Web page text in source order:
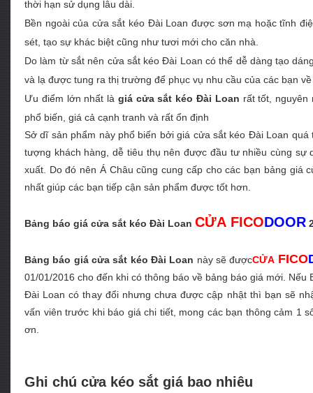
thời hạn sử dụng lâu dài.
Bền ngoài của cửa sắt kéo Đài Loan được sơn mạ hoặc tĩnh
sét, tạo sự khác biệt cũng như tươi mới cho căn nhà.
Do làm từ sắt nên cửa sắt kéo Đài Loan có thể dễ dàng tạo
và lạ được tung ra thị trường để phục vụ nhu cầu của các bạn
Ưu điểm lớn nhất là giá cửa sắt kéo Đài Loan rất tốt, nguyên
phổ biến, giá cả cạnh tranh và rất ổn định
Sở dĩ sản phẩm này phổ biến bởi giá cửa sắt kéo Đài Loan
tượng khách hàng, dễ tiêu thụ nên được đầu tư nhiều cùng sự
xuất. Do đó nên Á Châu cũng cung cấp cho các bạn bảng giá
nhất giúp các bạn tiếp cận sản phẩm được tốt hơn.
Bảng báo giá cửa sắt kéo Đài Loan CỬA FICODOOR
Bảng báo giá cửa sắt kéo Đài Loan này sẽ đượcCỬA FICO
01/01/2016 cho đến khi có thông báo về bảng báo giá mới. Nếu
Đài Loan có thay đổi nhưng chưa được cập nhật thì bạn sẽ
vấn viên trước khi báo giá chi tiết, mong các bạn thông cảm 1
ơn.
Ghi chú cửa kéo sắt giá bao nhiêu